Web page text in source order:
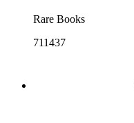
Rare Books
711437